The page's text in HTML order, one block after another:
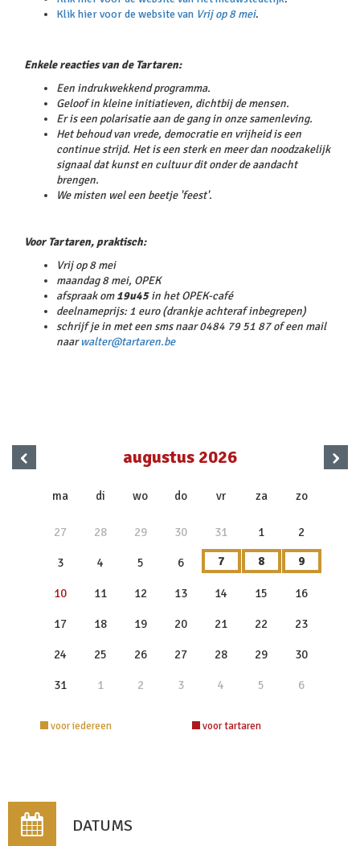
Klik hier voor de website van Vrij op 8 mei.
Enkele reacties van de Tartaren:
Een indrukwekkend programma.
Geloof in kleine initiatieven, dichtbij de mensen.
Er is een polarisatie aan de gang in onze samenleving.
Het behoud van vrede, democratie en vrijheid is een
continue strijd. Het is een sterk en meer dan noodzakelijk
signaal dat kunst en cultuur dit onder de aandacht
brengen.
We misten wel een beetje 'feest'.
Voor Tartaren, praktisch:
Vrij op 8 mei
maandag 8 mei, OPEK
afspraak om19u45in het OPEK-café
deelnameprijs: 1 euro (drankje achteraf inbegrepen)
schrijf je in met een sms naar 0484 79 51 87 of een mail
naarwalter@tartaren.be
‹ augustus 2026
ma di wo do vr za zo
27 28 29 30 31 1 2
3 4 5 6 7 8 9
10 11 12 13 14 15 16
17 18 19 20 21 22 23
24 25 26 27 28 29 30
31 1 2 3 4 5 6
›
voor iedereen voor tartaren
DATUMS